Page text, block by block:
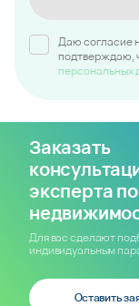
Даю согласие
подтверждаю,
персональных
Заказать
эксперта по
Для вас сделают
индивидуальным
Оставить